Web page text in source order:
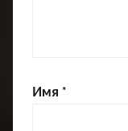
Имя *